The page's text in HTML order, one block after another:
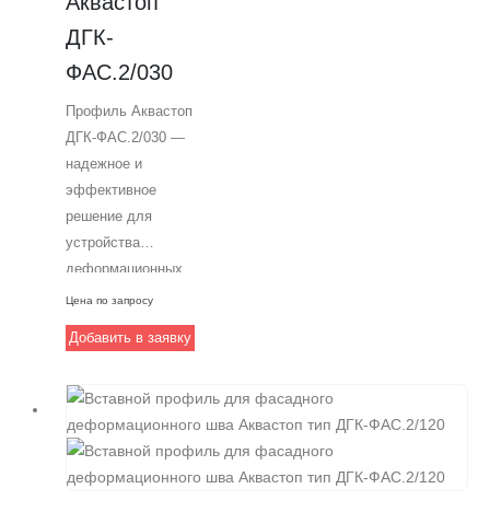
Аквастоп —
экспертом в
области
решений.
ДГК-
ФАС.2/030
Профиль Аквастоп
ДГК-ФАС.2/030 —
надежное и
эффективное
решение для
устройства
деформационных
швов в зданиях.
высококачественного
механическими
анкерами для
дополнительной
фиксации.
Цена по запросу
Добавить в заявку